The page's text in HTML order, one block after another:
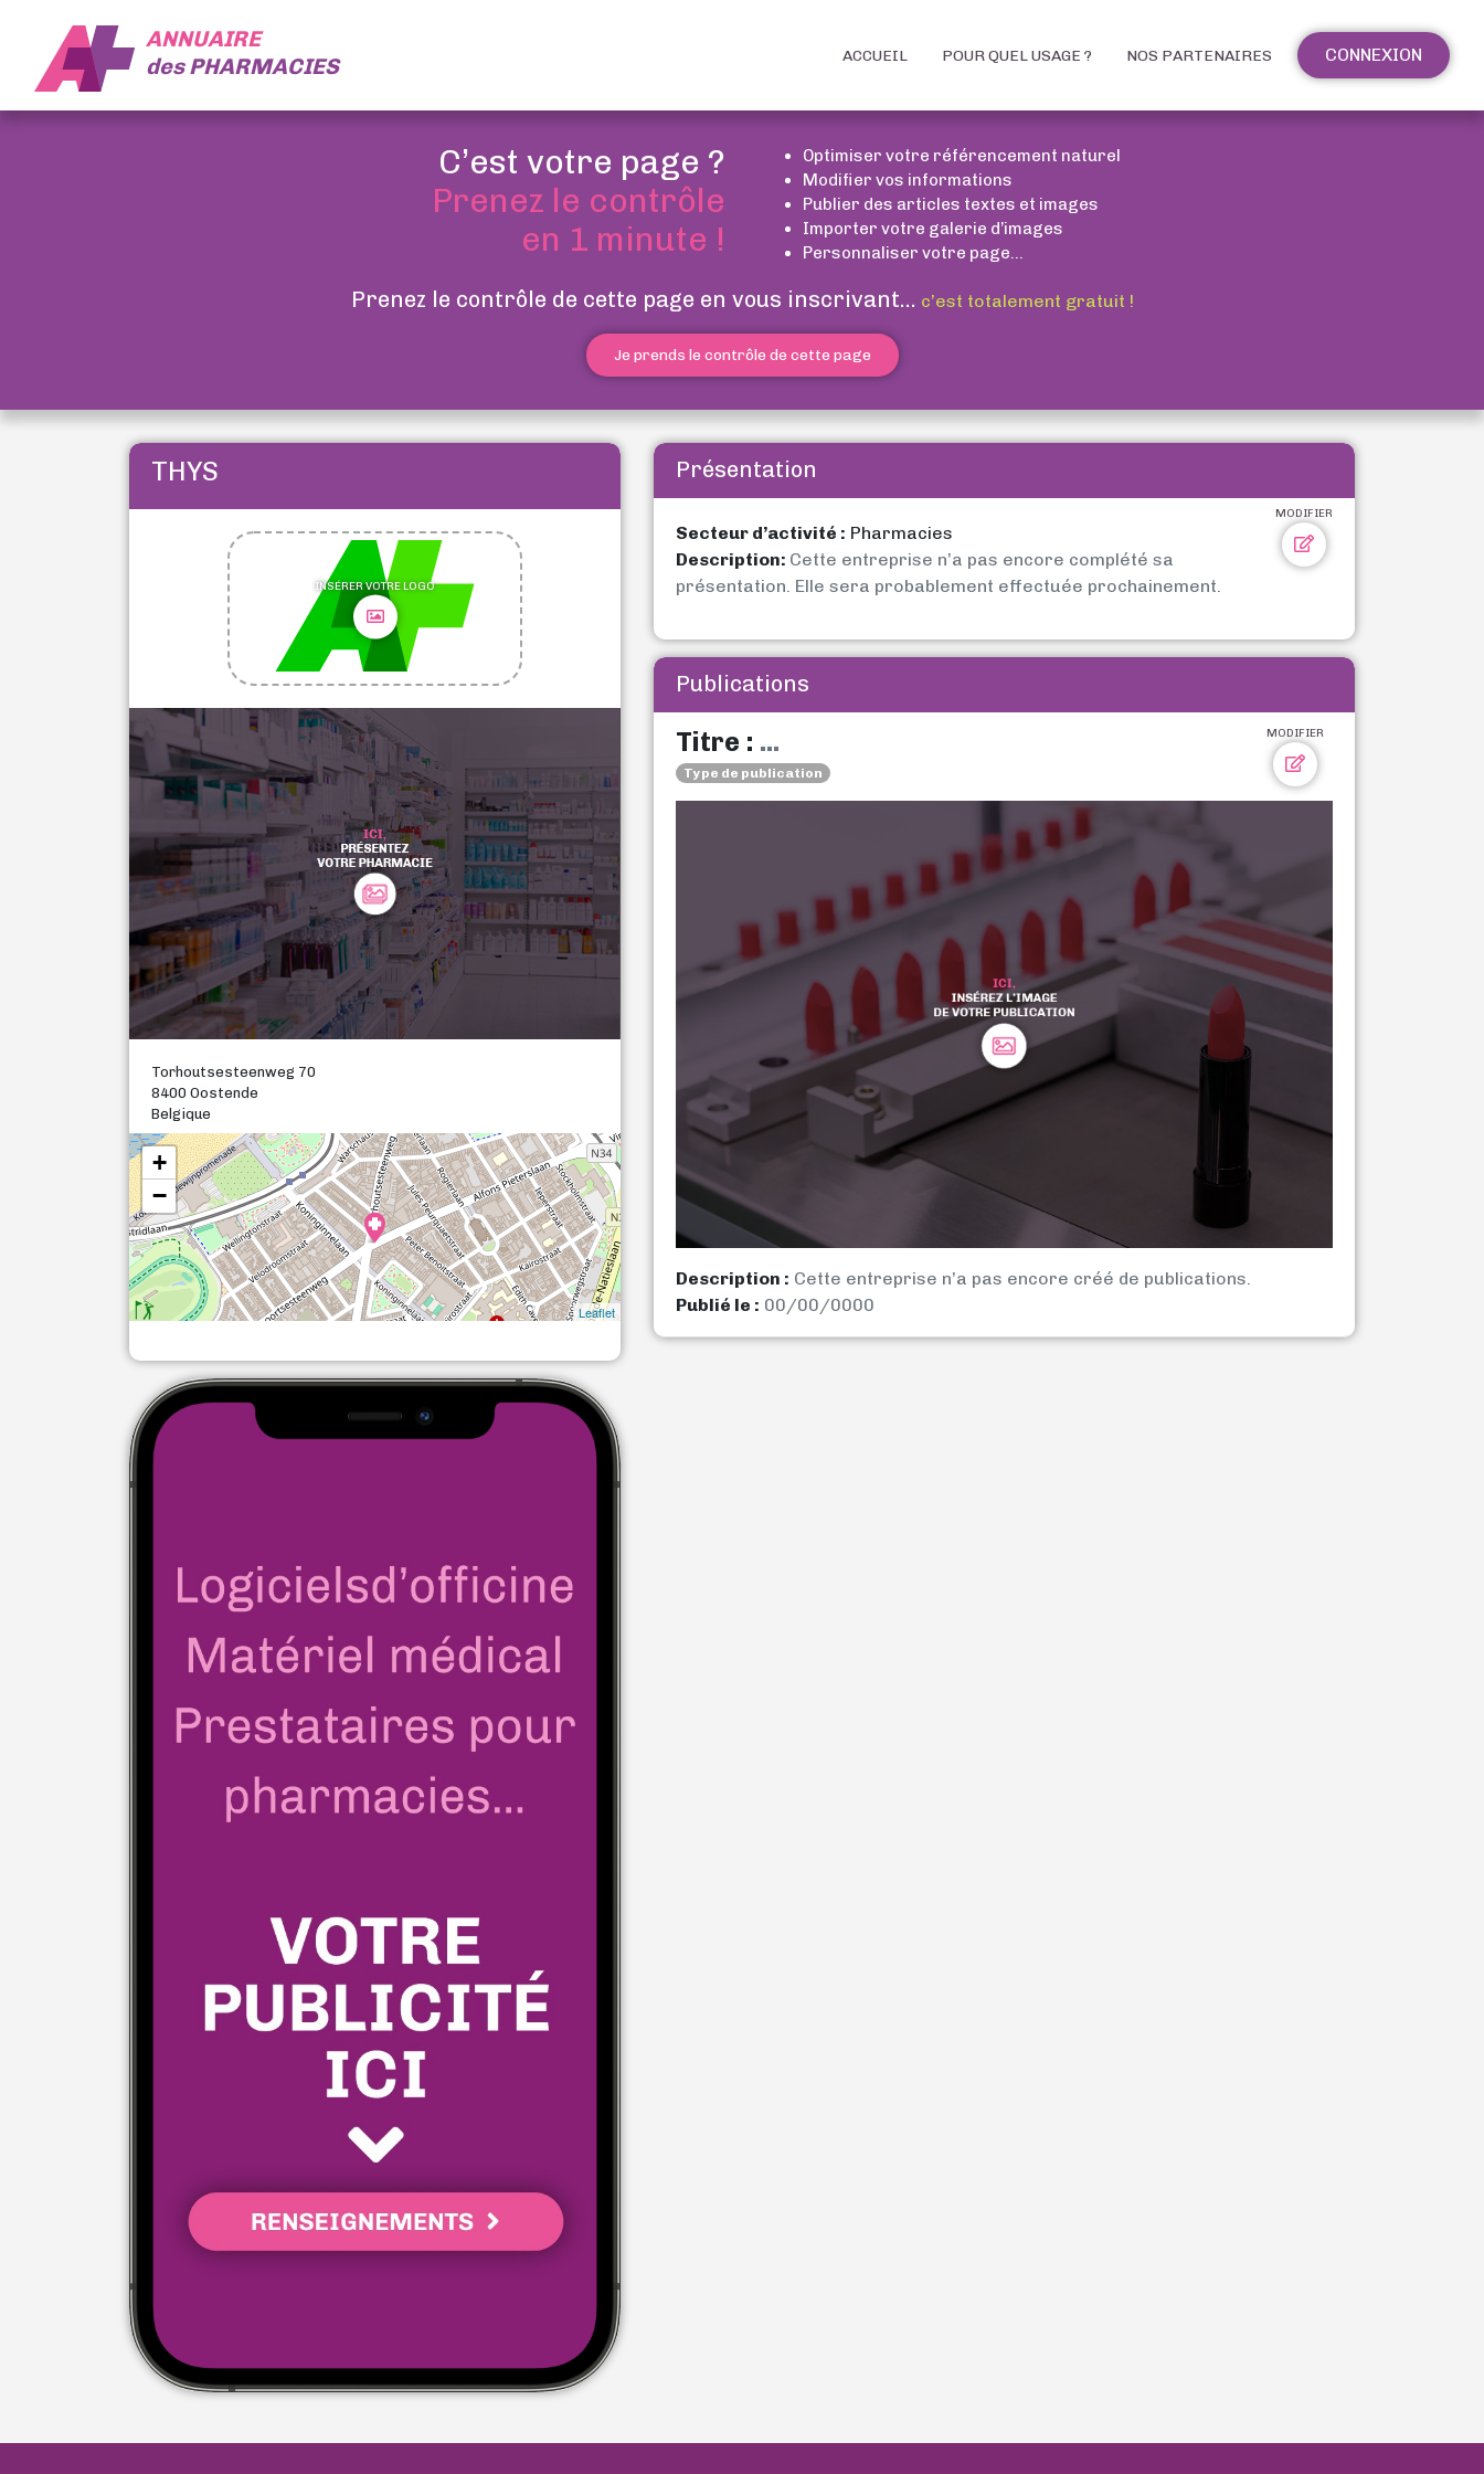
ANNUAIRE
desPHARMACIES ACCUEIL POUR QUEL USAGE ? NOS PARTENAIRES CONNEXION
C’est votre page ?
Prenez le contrôle
en 1 minute !
Optimiser votre référencement naturel
Modifier vos informations
Publier des articles textes et images
Importer votre galerie d’images
Personnaliser votre page...
Prenez le contrôle de cette page en vous inscrivant... c’est totalement gratuit !
Je prends le contrôle de cette page
THYS
INSÉRER VOTRE LOGO
Torhoutsesteenweg 70
8400 Oostende
Belgique
+
−
Leaflet
Présentation
MODIFIER
Secteur d’activité : Pharmacies
Description: Cette entreprise n’a pas encore complété sa
présentation. Elle sera probablement effectuée prochainement.
Publications
MODIFIER
Titre : ...
Type de publication
Description : Cette entreprise n’a pas encore créé de publications.
Publié le : 00/00/0000